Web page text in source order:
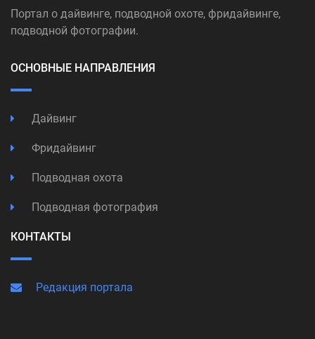
Портал о дайвинге, подводной охоте, фридайвинге,
подводной фотографии.
ОСНОВНЫЕ НАПРАВЛЕНИЯ
Дайвинг
Фридайвинг
Подводная охота
Подводная фотография
КОНТАКТЫ
Редакция портала